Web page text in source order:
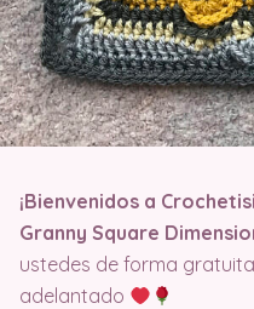
¡Bienvenidos a
Granny Square
ustedes de forma
adelantado